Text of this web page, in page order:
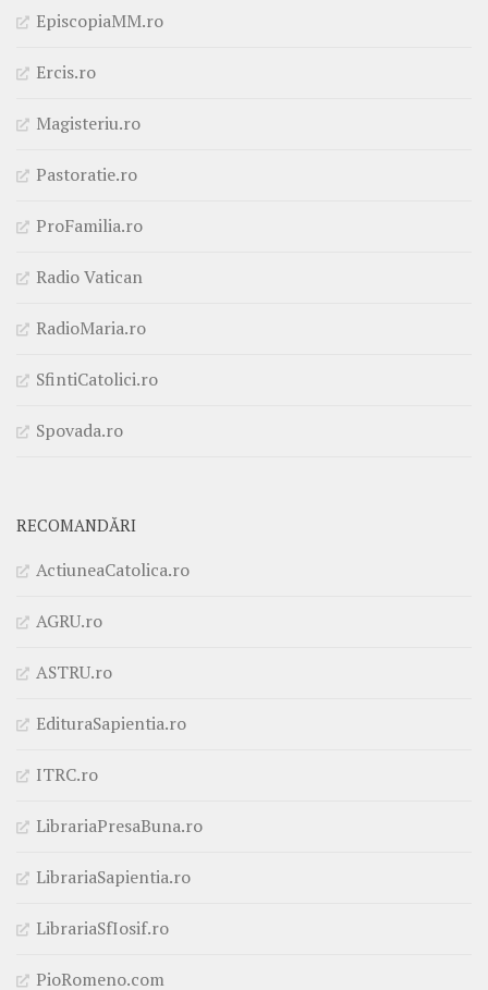
EpiscopiaMM.ro
Ercis.ro
Magisteriu.ro
Pastoratie.ro
ProFamilia.ro
Radio Vatican
RadioMaria.ro
SfintiCatolici.ro
Spovada.ro
RECOMANDĂRI
ActiuneaCatolica.ro
AGRU.ro
ASTRU.ro
EdituraSapientia.ro
ITRC.ro
LibrariaPresaBuna.ro
LibrariaSapientia.ro
LibrariaSfIosif.ro
PioRomeno.com